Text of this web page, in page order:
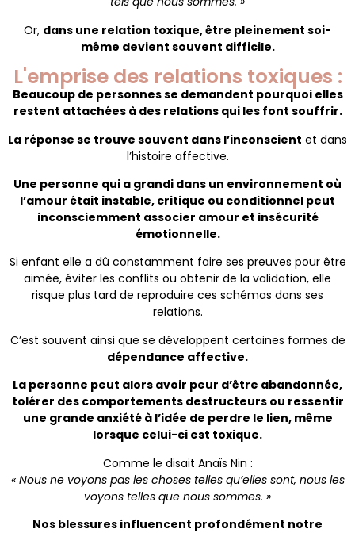
Or, dans une relation toxique, être pleinement soi-
même devient souvent difficile.
L'emprise des relations toxiques :
Beaucoup de personnes se demandent pourquoi elles
restent attachées à des relations qui les font souffrir.
La réponse se trouve souvent dans l’inconscient et dans
l’histoire affective.
Une personne qui a grandi dans un environnement où
l’amour était instable, critique ou conditionnel peut
inconsciemment associer amour et insécurité
émotionnelle.
Si enfant elle a dû constamment faire ses preuves pour être
aimée, éviter les conflits ou obtenir de la validation, elle
risque plus tard de reproduire ces schémas dans ses
relations.
C’est souvent ainsi que se développent certaines formes de
dépendance affective.
La personne peut alors avoir peur d’être abandonnée,
tolérer des comportements destructeurs ou ressentir
une grande anxiété à l’idée de perdre le lien, même
lorsque celui-ci est toxique.
Comme le disait Anaïs Nin :
« Nous ne voyons pas les choses telles qu’elles sont, nous les
voyons telles que nous sommes. »
Nos blessures influencent profondément notre